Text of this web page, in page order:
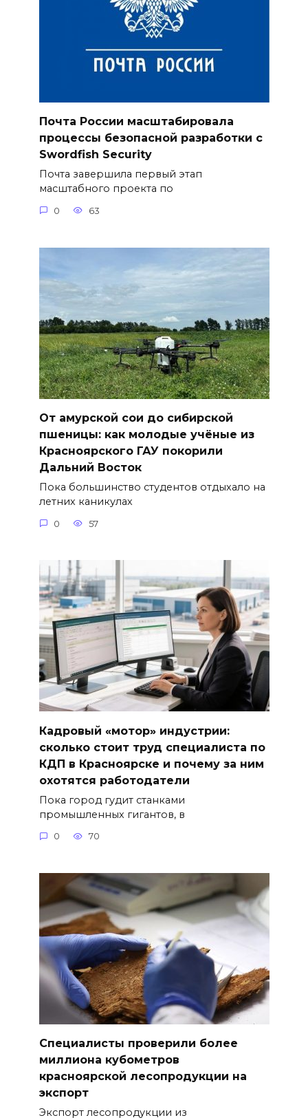
Почта России масштабировала
процессы безопасной разработки с
Swordfish Security
Почта завершила первый этап
масштабного проекта по
0 63
От амурской сои до сибирской
пшеницы: как молодые учёные из
Красноярского ГАУ покорили
Дальний Восток
Пока большинство студентов отдыхало на
летних каникулах
0 57
Кадровый «мотор» индустрии:
сколько стоит труд специалиста по
КДП в Красноярске и почему за ним
охотятся работодатели
Пока город гудит станками
промышленных гигантов, в
0 70
Специалисты проверили более
миллиона кубометров
красноярской лесопродукции на
экспорт
Экспорт лесопродукции из